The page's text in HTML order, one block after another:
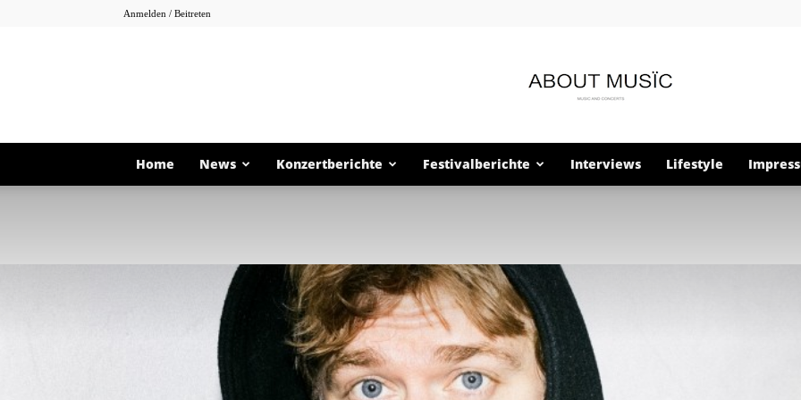
Anmelden / Beitreten
About
Home News Konzertberichte Festivalberichte Interviews Lifestyle